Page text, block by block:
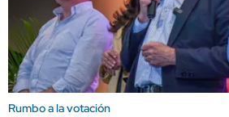
Rumbo a la votación